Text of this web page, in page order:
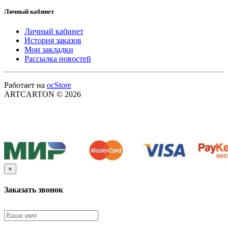
Личный кабинет
Личный кабинет
История заказов
Мои закладки
Рассылка новостей
Работает на ocStore
ARTCARTON © 2026
×
Заказать звонок